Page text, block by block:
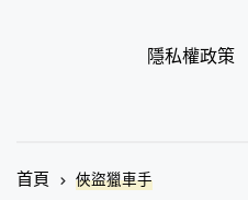
隱私權政策
首頁 俠盜獵車手